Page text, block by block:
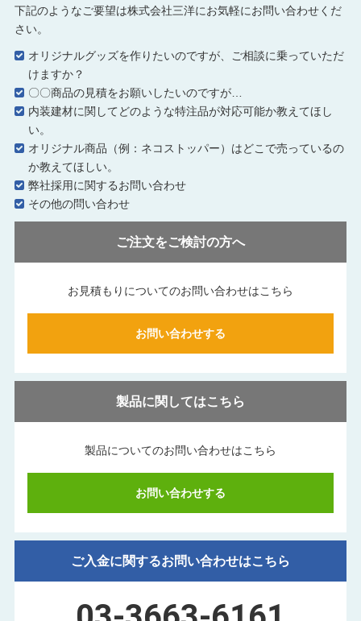
下記のようなご要望は株式会社三洋にお気軽にお問い合わせくだ
さい。
オリジナルグッズを作りたいのですが、ご相談に乗っていただ
けますか？
〇〇商品の見積をお願いしたいのですが…
内装建材に関してどのような特注品が対応可能か教えてほし
い。
オリジナル商品（例：ネコストッパー）はどこで売っているの
か教えてほしい。
弊社採用に関するお問い合わせ
その他の問い合わせ
ご注文をご検討の方へ
お見積もりについてのお問い合わせはこちら
お問い合わせする
製品に関してはこちら
製品についてのお問い合わせはこちら
お問い合わせする
ご入金に関するお問い合わせはこちら